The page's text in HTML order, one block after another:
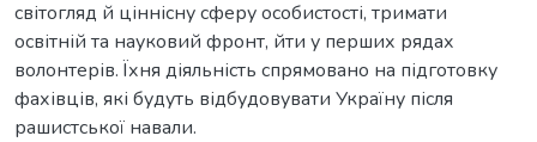
світогляд й ціннісну сферу особистості, тримати
освітній та науковий фронт, йти у перших рядах
волонтерів. Їхня діяльність спрямовано на підготовку
фахівців, які будуть відбудовувати Україну після
рашистської навали.